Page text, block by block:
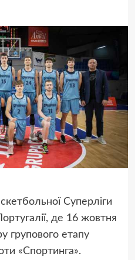
Суперліги
де 16 жовтня
групового етапу
«Спортинга».